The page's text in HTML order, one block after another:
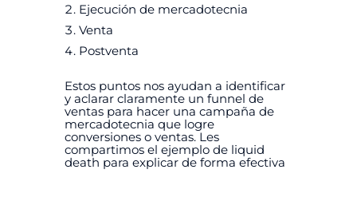
Ejecución de mercadotecnia
Venta
Postventa
Estos puntos nos ayudan a identificar
y aclarar claramente un funnel de
ventas para hacer una campaña de
mercadotecnia que logre
conversiones o ventas. Les
compartimos el ejemplo de liquid
death para explicar de forma efectiva